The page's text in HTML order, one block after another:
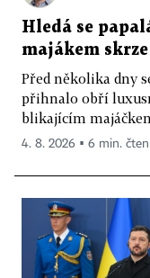
Hledá se
majákem
Před několika dny
přihnalo obří
blikajícím
4. 8. 2026 ▪ 6 min.